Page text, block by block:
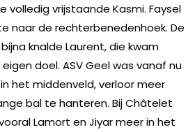
volledig vrijstaande Kasmi. Faysel
naar de rechterbenedenhoek. De
knalde Laurent, die kwam
doel. ASV Geel was vanaf nu
het middenveld, verloor meer
bal te hanteren. Bij Châtelet
Lamort en Jiyar meer in het